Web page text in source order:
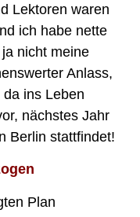
Lektoren waren
ich habe nette
nicht meine
Anlass,
ins Leben
nächstes Jahr
Berlin stattfindet!
Plan